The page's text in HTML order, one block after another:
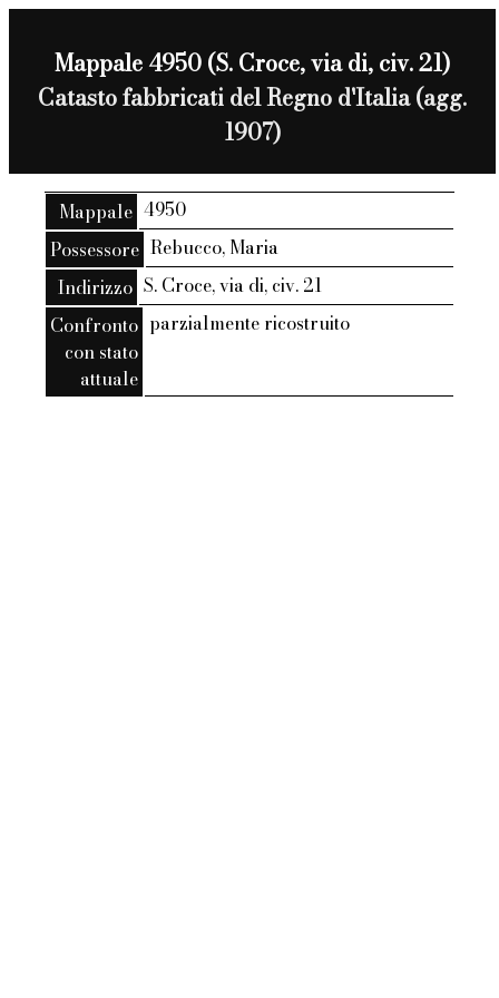
Mappale 4950 (S. Croce, via di, civ. 21)
Catasto fabbricati del Regno d'Italia (agg.
1907)
Mappale 4950
Possessore Rebucco, Maria
Indirizzo S. Croce, via di, civ. 21
Confronto
con stato
attuale
parzialmente ricostruito